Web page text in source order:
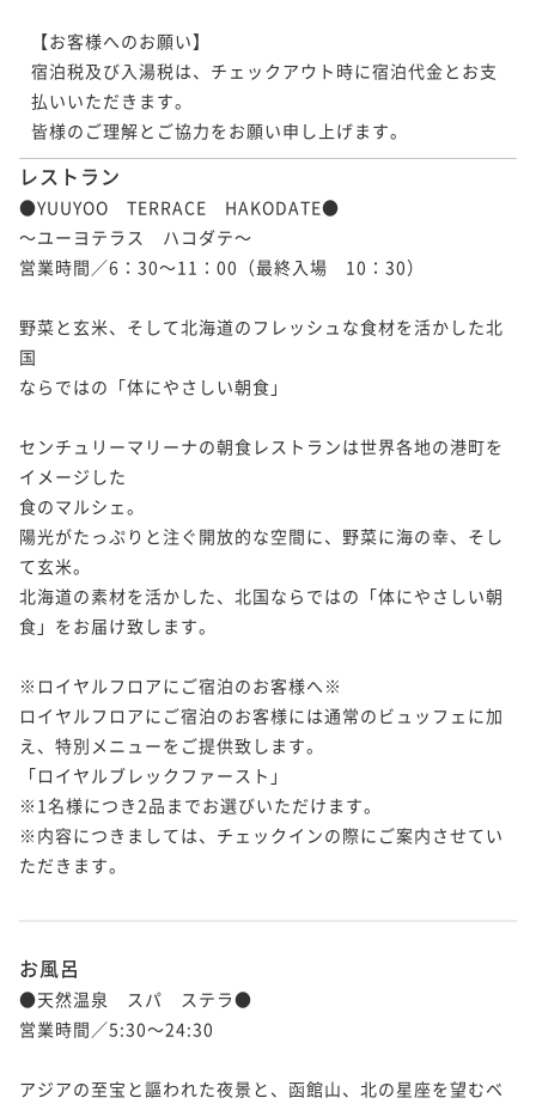
【お客様へのお願い】
宿泊税及び入湯税は、チェックアウト時に宿泊代金とお支
払いいただきます。
皆様のご理解とご協力をお願い申し上げます。
レストラン
●YUUYOO　TERRACE　HAKODATE●
～ユーヨテラス　ハコダテ～
営業時間／6：30～11：00（最終入場　10：30）
野菜と玄米、そして北海道のフレッシュな食材を活かした北
国
ならではの「体にやさしい朝食」
センチュリーマリーナの朝食レストランは世界各地の港町を
イメージした
食のマルシェ。
陽光がたっぷりと注ぐ開放的な空間に、野菜に海の幸、そし
て玄米。
北海道の素材を活かした、北国ならではの「体にやさしい朝
食」をお届け致します。
※ロイヤルフロアにご宿泊のお客様へ※
ロイヤルフロアにご宿泊のお客様には通常のビュッフェに加
え、特別メニューをご提供致します。
「ロイヤルブレックファースト」
※1名様につき2品までお選びいただけます。
※内容につきましては、チェックインの際にご案内させてい
ただきます。
お風呂
●天然温泉　スパ　ステラ●
営業時間／5:30～24:30
アジアの至宝と謳われた夜景と、函館山、北の星座を望むベ